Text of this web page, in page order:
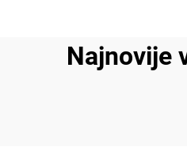
Najnovije